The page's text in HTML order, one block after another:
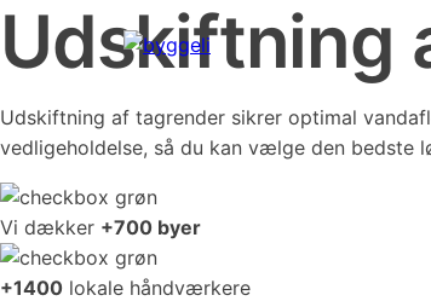
Udskiftning
Udskiftning af tagrender sikrer optimal
vedligeholdelse, så du kan vælge den bedste
Vi dækker +700 byer
+1400 lokale håndværkere